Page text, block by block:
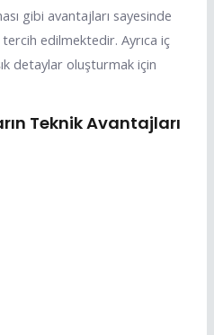
gibi avantajları sayesinde
tercih edilmektedir. Ayrıca iç
detaylar oluşturmak için
Teknik Avantajları